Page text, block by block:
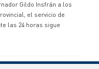
Gildo Insfrán a los
el servicio de
las 24 horas sigue